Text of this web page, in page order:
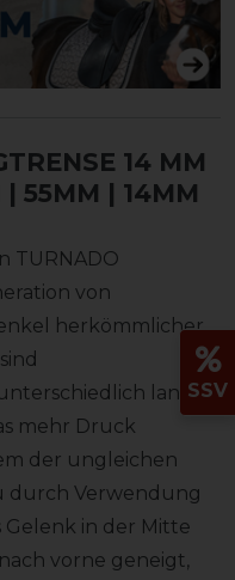
14 MM
| 55MM | 14MM
TURNADO
von
herkömmlicher
lang,
mehr Druck
der ungleichen
durch Verwendung
Gelenk in der Mitte
vorne geneigt,
SSV